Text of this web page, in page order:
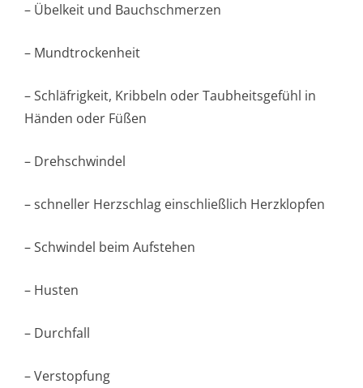
– Übelkeit und Bauchschmerzen
– Mundtrockenheit
– Schläfrigkeit, Kribbeln oder Taubheitsgefühl in
Händen oder Füßen
– Drehschwindel
– schneller Herzschlag einschließlich Herzklopfen
– Schwindel beim Aufstehen
– Husten
– Durchfall
– Verstopfung